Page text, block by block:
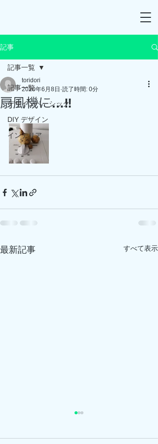
記事
記事一覧
デザインベーシック
DIY デザイン
インテリア
記事一覧
扇風機に…‼
toridori
2020年6月8日 読了時間: 0分
最新記事 すべて表示